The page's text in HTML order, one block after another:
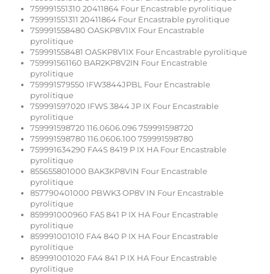
759991551310 20411864 Four Encastrable pyrolitique
759991551311 20411864 Four Encastrable pyrolitique
759991558480 OASKP8V1IX Four Encastrable
pyrolitique
759991558481 OASKP8V1IX Four Encastrable pyrolitique
759991561160 BAR2KP8V2IN Four Encastrable
pyrolitique
759991579550 IFW3844JPBL Four Encastrable
pyrolitique
759991597020 IFWS 3844 JP IX Four Encastrable
pyrolitique
759991598720 116.0606.096 759991598720
759991598780 116.0606.100 759991598780
759991634290 FA4S 8419 P IX HA Four Encastrable
pyrolitique
855655801000 BAK3KP8VIN Four Encastrable
pyrolitique
857790401000 PBWK3 OP8V IN Four Encastrable
pyrolitique
859991000960 FA5 841 P IX HA Four Encastrable
pyrolitique
859991001010 FA4 840 P IX HA Four Encastrable
pyrolitique
859991001020 FA4 841 P IX HA Four Encastrable
pyrolitique